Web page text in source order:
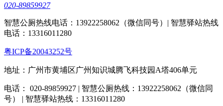
020-89859927
智慧公厕热线电话：13922258062（微信同号）| 智慧驿站热线
电话：13316011280
粤ICP备20043252号
地址：广州市黄埔区广州知识城腾飞科技园A塔406单元
电话： 020-89859927 | 智慧公厕热线：13922258062（微信同
号） | 智慧驿站热线：13316011280